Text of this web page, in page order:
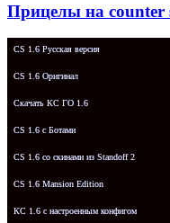
Прицелы на counter
CS 1.6 Русская версия
CS 1.6 Оригинал
Скачать КС ГО 1.6
CS 1.6 с Ботами
CS 1.6 со скинами из Standoff 2
CS 1.6 Mansion Edition
КС 1.6 с настроенным конфигом